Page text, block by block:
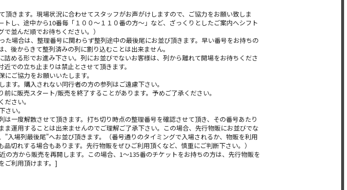
きます。現場状況に合わせてスタッフがお声がけしますので、ご協力をお願い致しま
し、途中から10番毎「１００～１１０番の方～」など、ざっくりとしたご案内へシフト
並んだ順でお待ちください。）
場合は、整理番号に関わらず整列途中の最後尾にお並び頂きます。早い番号をお持ちの
後からきて整列済みの列に割り込むことは出来ません。
める形でお進み下さい。列にお並びでないお客様は、列から離れて開場をお待ちくださ
での立ち止まりは禁止とさせて頂きます。
ご協力をお願いいたします。
す。購入されない同行者の方の参列はご遠慮下さい。
に販売スタート/販売を終了することがあります。予めご了承ください。
さい。
い。
一度解散させて頂きます。打ち切り時点の整理番号を確認させて頂き、その番号あたり
運用することは出来ませんのでご理解ご了承下さい。この場合、先行物販にお並びでな
入場列最後尾”へお並び頂きます。（番号通りのタイミングで入場されるか、物販を利用
切れする場合もあります。先行物販をぜひご利用頂くなど、慎重にご判断下さい。）
方から販売を再開します。この場合、1～135番のチケットをお持ちの方は、先行物販を
ご利用頂けます。]